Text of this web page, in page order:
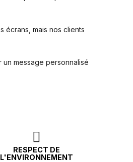
écrans, mais nos clients
message personnalisé
RESPECT DE
L'ENVIRONNEMENT